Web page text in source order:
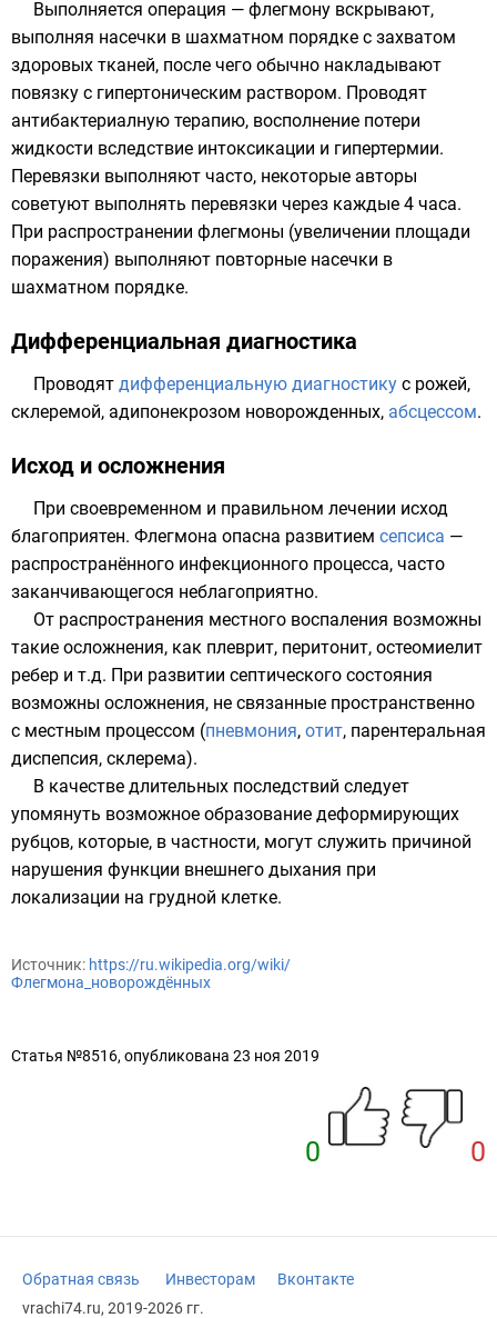
Выполняется операция — флегмону вскрывают,
выполняя насечки в шахматном порядке с захватом
здоровых тканей, после чего обычно накладывают
повязку с гипертоническим раствором. Проводят
антибактериалную терапию, восполнение потери
жидкости вследствие интоксикации и гипертермии.
Перевязки выполняют часто, некоторые авторы
советуют выполнять перевязки через каждые 4 часа.
При распространении флегмоны (увеличении площади
поражения) выполняют повторные насечки в
шахматном порядке.
Дифференциальная диагностика
Проводят дифференциальную диагностику с рожей,
склеремой, адипонекрозом новорожденных, абсцессом.
Исход и осложнения
При своевременном и правильном лечении исход
благоприятен. Флегмона опасна развитием сепсиса —
распространённого инфекционного процесса, часто
заканчивающегося неблагоприятно.
От распространения местного воспаления возможны
такие осложнения, как плеврит, перитонит, остеомиелит
ребер и т.д. При развитии септического состояния
возможны осложнения, не связанные пространственно
с местным процессом (пневмония, отит, парентеральная
диспепсия, склерема).
В качестве длительных последствий следует
упомянуть возможное образование деформирующих
рубцов, которые, в частности, могут служить причиной
нарушения функции внешнего дыхания при
локализации на грудной клетке.
Источник: https://ru.wikipedia.org/wiki/
Флегмона_новорождённых
Статья №8516, опубликована 23 ноя 2019
0 0
Обратная связь Инвесторам
Вконтакте
vrachi74.ru, 2019-2026 гг.